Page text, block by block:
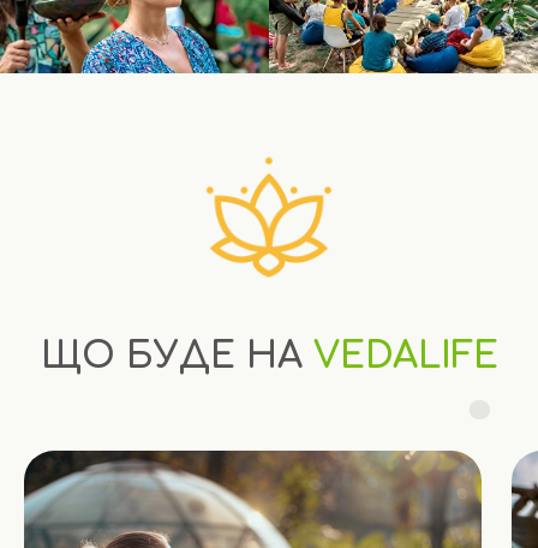
ЩО БУДЕ НА VEDALIFE